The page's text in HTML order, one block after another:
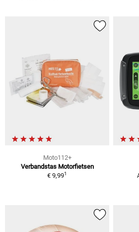
Moto112+
Verbandstas Motorfietsen
€ 9,991